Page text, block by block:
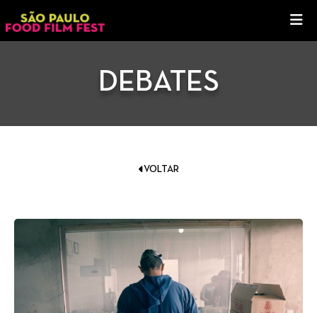
DEBATES
VOLTAR